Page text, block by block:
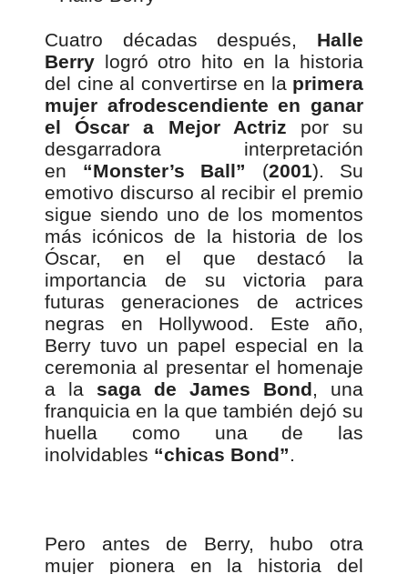
Cuatro décadas después, Halle
Berry logró otro hito en la historia
del cine al convertirse en la primera
mujer afrodescendiente en ganar
el Óscar a Mejor Actriz por su
desgarradora interpretación
en “Monster’s Ball” (2001). Su
emotivo discurso al recibir el premio
sigue siendo uno de los momentos
más icónicos de la historia de los
Óscar, en el que destacó la
importancia de su victoria para
futuras generaciones de actrices
negras en Hollywood. Este año,
Berry tuvo un papel especial en la
ceremonia al presentar el homenaje
a la saga de James Bond, una
franquicia en la que también dejó su
huella como una de las
inolvidables “chicas Bond”.
Pero antes de Berry, hubo otra
mujer pionera en la historia del